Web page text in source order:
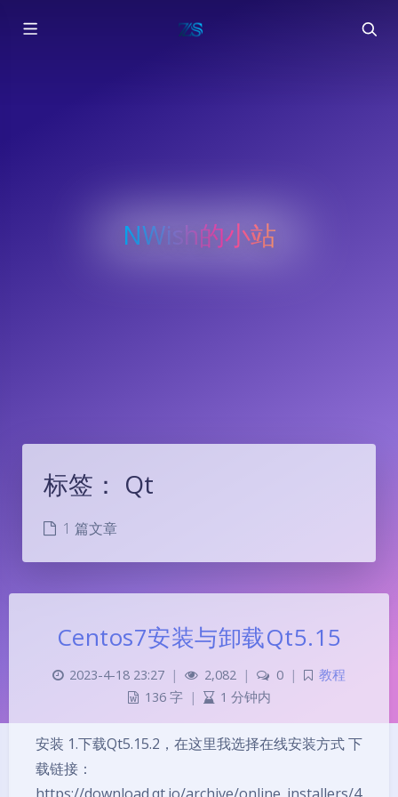
NWish的小站
夜间模式
标签： Qt
1 篇文章
Centos7安装与卸载Qt5.15
2023-4-18 23:27 | 2,082 | 0 |
教程
136 字
| 1 分钟内
安装 1.下载Qt5.15.2，在这里我选择在线安装方式 下
载链接：
https://download.qt.io/archive/online_installers/4